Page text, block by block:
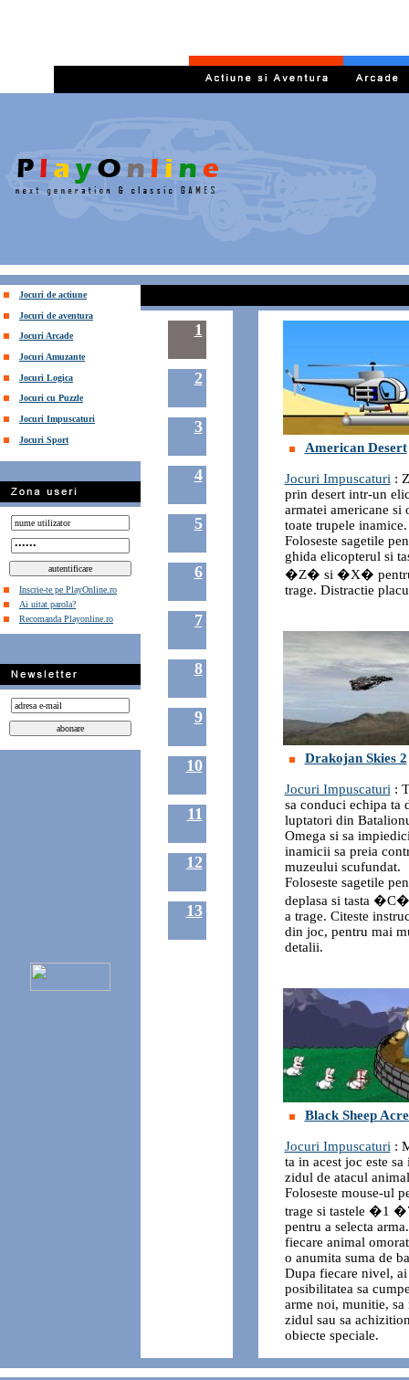
Jocuri de actiune
Jocuri de aventura
Jocuri Arcade
Jocuri Amuzante
Jocuri Logica
Jocuri cu Puzzle
Jocuri Impuscaturi
Jocuri Sport
Inscrie-te pe PlayOnline.ro
Ai uitat parola?
Recomanda Playonline.ro
1
2
3
4
5
6
7
8
9
10
11
12
13
American Desert
Jocuri Impuscaturi :
prin desert intr-un
armatei americane si
toate trupele inamice.
Foloseste sagetile
ghida elicopterul si
�Z� si �X�
trage. Distractie
Drakojan Skies 2
Jocuri Impuscaturi :
sa conduci echipa ta
luptatori din
Omega si sa
inamicii sa preia
muzeului scufundat.
Foloseste sagetile
deplasa si tasta
a trage. Citeste
din joc, pentru mai
detalii.
Black Sheep
Jocuri Impuscaturi :
ta in acest joc este sa
zidul de atacul
Foloseste mouse-ul
trage si tastele �1
pentru a selecta
fiecare animal
o anumita suma de
Dupa fiecare nivel, ai
posibilitatea sa
arme noi, munitie, sa
zidul sau sa
obiecte speciale.